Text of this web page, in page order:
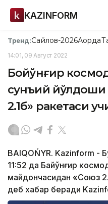
KAZINFORM
Тренд:Сайлов-2026Ақорда
14:01, 09 Август 2022
Бойқўнғир
сунъий йўлдоши
2.1б» ракетаси
BAIQOŃYR. Kazinform -
11:52 да Байқўнғир
майдончасидан «Союз
деб хабар беради